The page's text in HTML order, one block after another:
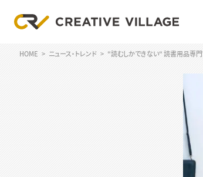
HOME ニュース・トレンド "読むしかできない" 読書用品専門